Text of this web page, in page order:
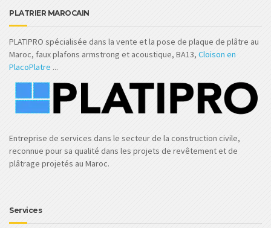
PLATRIER MAROCAIN
PLATIPRO spécialisée dans la vente et la pose de plaque de plâtre au
Maroc, faux plafons armstrong et acoustique, BA13, Cloison en
PlacoPlatre ...
Entreprise de services dans le secteur de la construction civile,
reconnue pour sa qualité dans les projets de revêtement et de
plâtrage projetés au Maroc.
Services